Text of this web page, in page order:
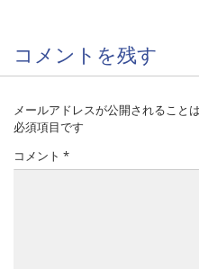
コメントを残す
メールアドレスが公開されること
必須項目です
コメント *